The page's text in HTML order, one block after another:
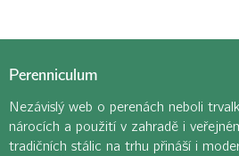
Perenniculum
Nezávislý web o perenách neboli
nárocích a použití v zahradě i
tradičních stálic na trhu přináší i